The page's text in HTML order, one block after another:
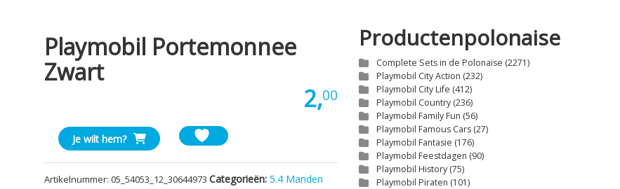
Playmobil Portemonnee
Zwart
2,00
Playmobil
Portemonnee
Zwart
aantal
Je wilt hem?
Artikelnummer:05_54053_12_30644973 Categorieën:5.4 Manden
Productenpolonaise
Complete Sets in de Polonaise (2271)
Playmobil City Action (232)
Playmobil City Life (412)
Playmobil Country (236)
Playmobil Family Fun (56)
Playmobil Famous Cars (27)
Playmobil Fantasie (176)
Playmobil Feestdagen (90)
Playmobil History (75)
Playmobil Piraten (101)